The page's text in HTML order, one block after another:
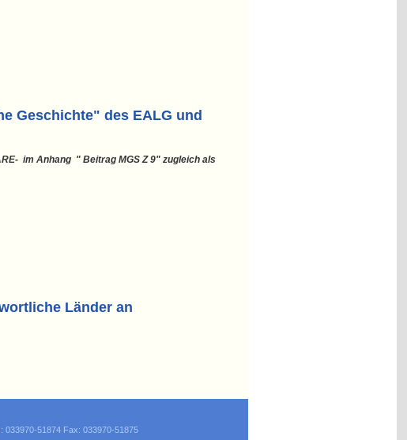
Geschichte" des EALG und
im Anhang " Beitrag MGS Z 9" zugleich als
Länder an
033970-51874 Fax: 033970-51875